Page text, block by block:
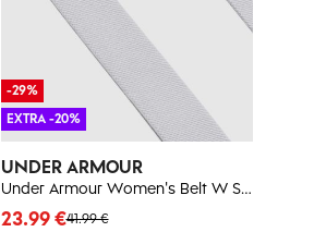
UNDER ARMOUR
Under Armour Women's Belt W Stretch Webbing Belt - Women's
41.99 €
23.99 €
-29%
EXTRA -20%